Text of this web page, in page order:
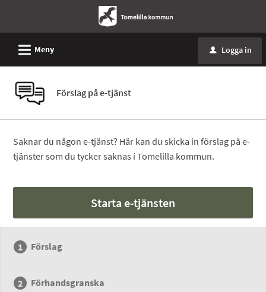
L Meny u Logga in
Förslag på e-tjänst
Saknar du någon e-tjänst? Här kan du skicka in förslag på e-
tjänster som du tycker saknas i Tomelilla kommun.
Starta e-tjänsten
Förslag
Förhandsgranska